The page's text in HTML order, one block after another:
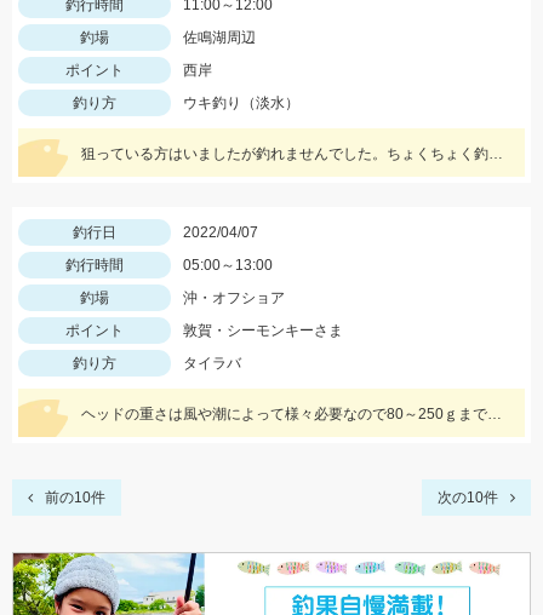
釣行時間
11:00～12:00
釣場
佐鳴湖周辺
ポイント
西岸
釣り方
ウキ釣り（淡水）
狙っている方はいましたが釣れませんでした。ちょくちょく釣り場を見に行きますもう少しお待ちください。
釣行日
2022/04/07
釣行時間
05:00～13:00
釣場
沖・オフショア
ポイント
敦賀・シーモンキーさま
釣り方
タイラバ
ヘッドの重さは風や潮によって様々必要なので80～250ｇまでまんべんなく持って行きましょう！タコベイトチューンもぜひお試しあれ！
前の10件 次の10件